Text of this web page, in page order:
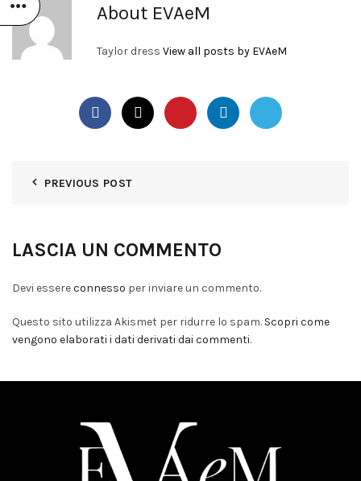
About EVAeM
Taylor dress View all posts by EVAeM
PREVIOUS POST
LASCIA UN COMMENTO
Devi essereconnesso per inviare un commento.
Questo sito utilizza Akismet per ridurre lo spam. Scopri come
vengono elaborati i dati derivati dai commenti.